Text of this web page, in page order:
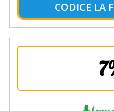
CODICE LA